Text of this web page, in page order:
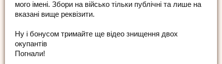
мого імені. Збори на військо тільки публічні та лише на
вказані вище реквізити.
Ну і бонусом тримайте ще відео знищення двох
окупантів
Погнали!